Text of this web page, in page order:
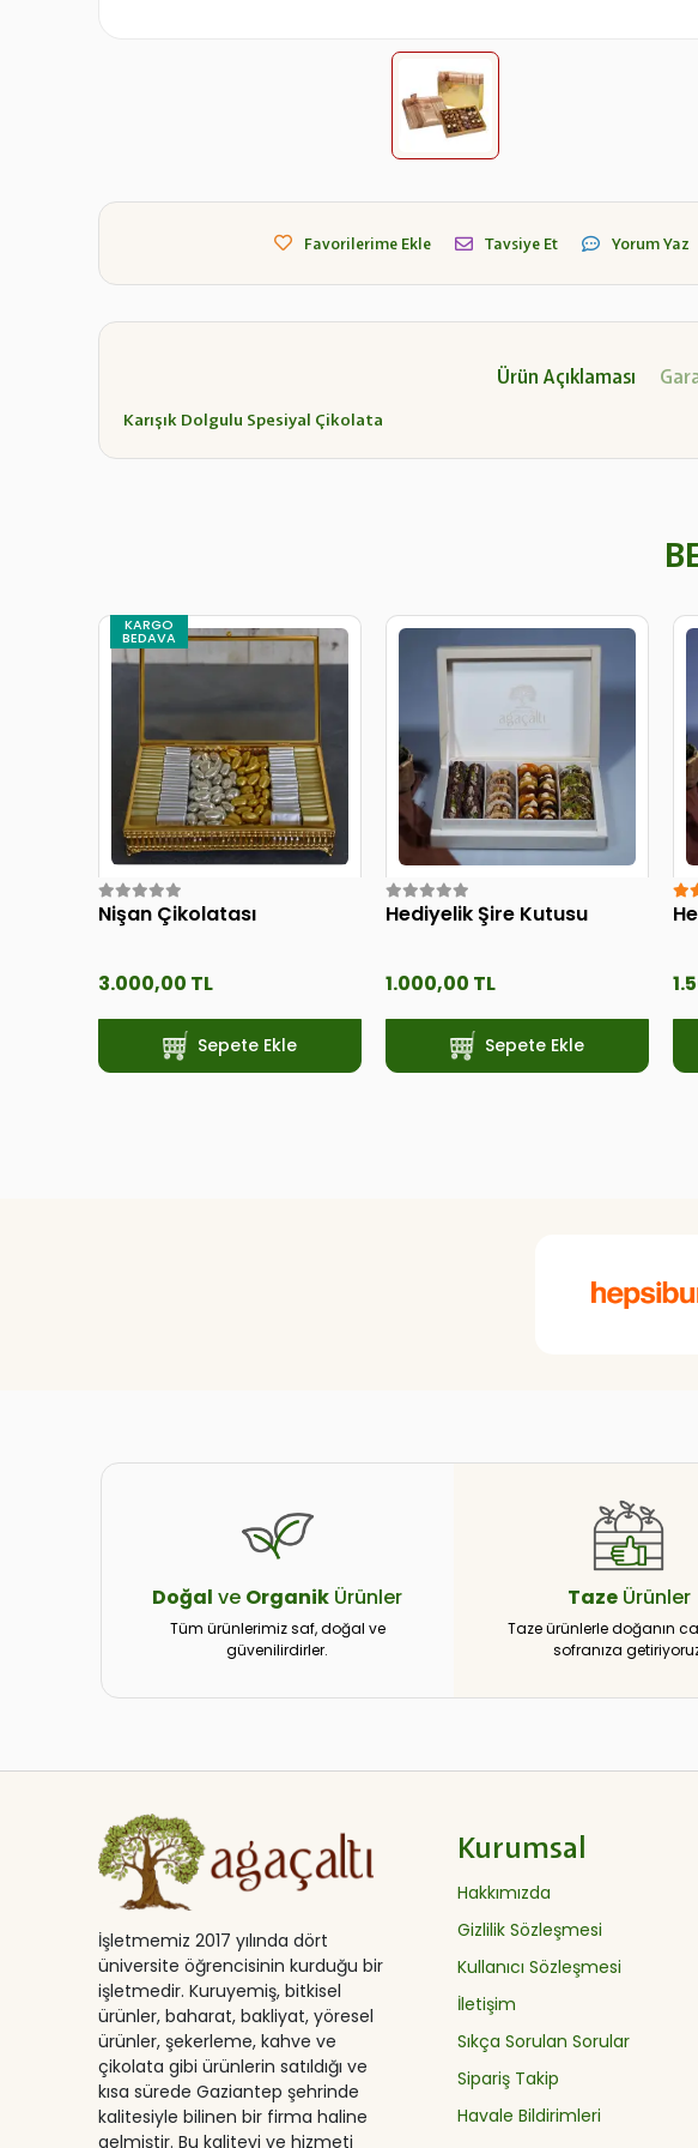
Favorilerime Ekle Tavsiye Et Yorum Yaz
Ürün Açıklaması
Karışık Dolgulu Spesiyal Çikolata
KARGO
BEDAVA
Nişan Çikolatası
3.000,00 TL
Sepete Ekle
Hediyelik Şire Kutusu
1.000,00 TL
Sepete Ekle
Doğal ve Organik Ürünler
Tüm ürünlerimiz saf, doğal ve
güvenilirdirler.
TazeÜrünler
Taze ürünlerle doğanın
sofranıza
İşletmemiz 2017 yılında dört
üniversite öğrencisinin kurduğu bir
işletmedir. Kuruyemiş, bitkisel
ürünler, baharat, bakliyat, yöresel
ürünler, şekerleme, kahve ve
çikolata gibi ürünlerin satıldığı ve
kısa sürede Gaziantep şehrinde
kalitesiyle bilinen bir firma haline
gelmiştir. Bu kaliteyi ve hizmeti
Kurumsal
Hakkımızda
Gizlilik Sözleşmesi
Kullanıcı Sözleşmesi
İletişim
Sıkça Sorulan Sorular
Sipariş Takip
Havale Bildirimleri